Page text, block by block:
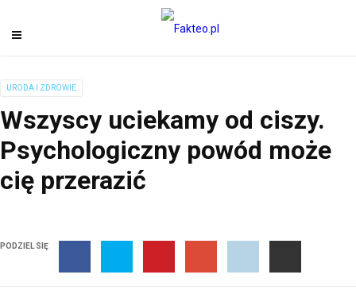
URODA I ZDROWIE
Wszyscy uciekamy od ciszy.
Psychologiczny powód może
cię przerazić
PODZIEL SIĘ